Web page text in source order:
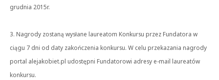
grudnia 2015r.
3. Nagrody zostaną wysłane laureatom Konkursu przez Fundatora w
ciągu 7 dni od daty zakończenia konkursu. W celu przekazania nagrody
portal alejakobiet.pl udostępni Fundatorowi adresy e-mail laureatów
konkursu.